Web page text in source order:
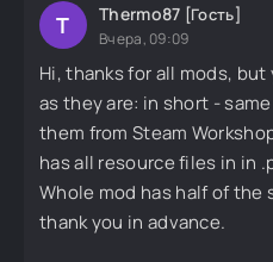
T Thermo87 [Гость]
Вчера, 09:09
Hi, thanks for all mods,
as they are: in short -
them from Steam
has all resource files in in
Whole mod has half of the
thank you in advance.